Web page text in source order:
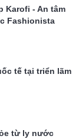
Karofi - An tâm
Fashionista
tế tại triển lãm
từ ly nước